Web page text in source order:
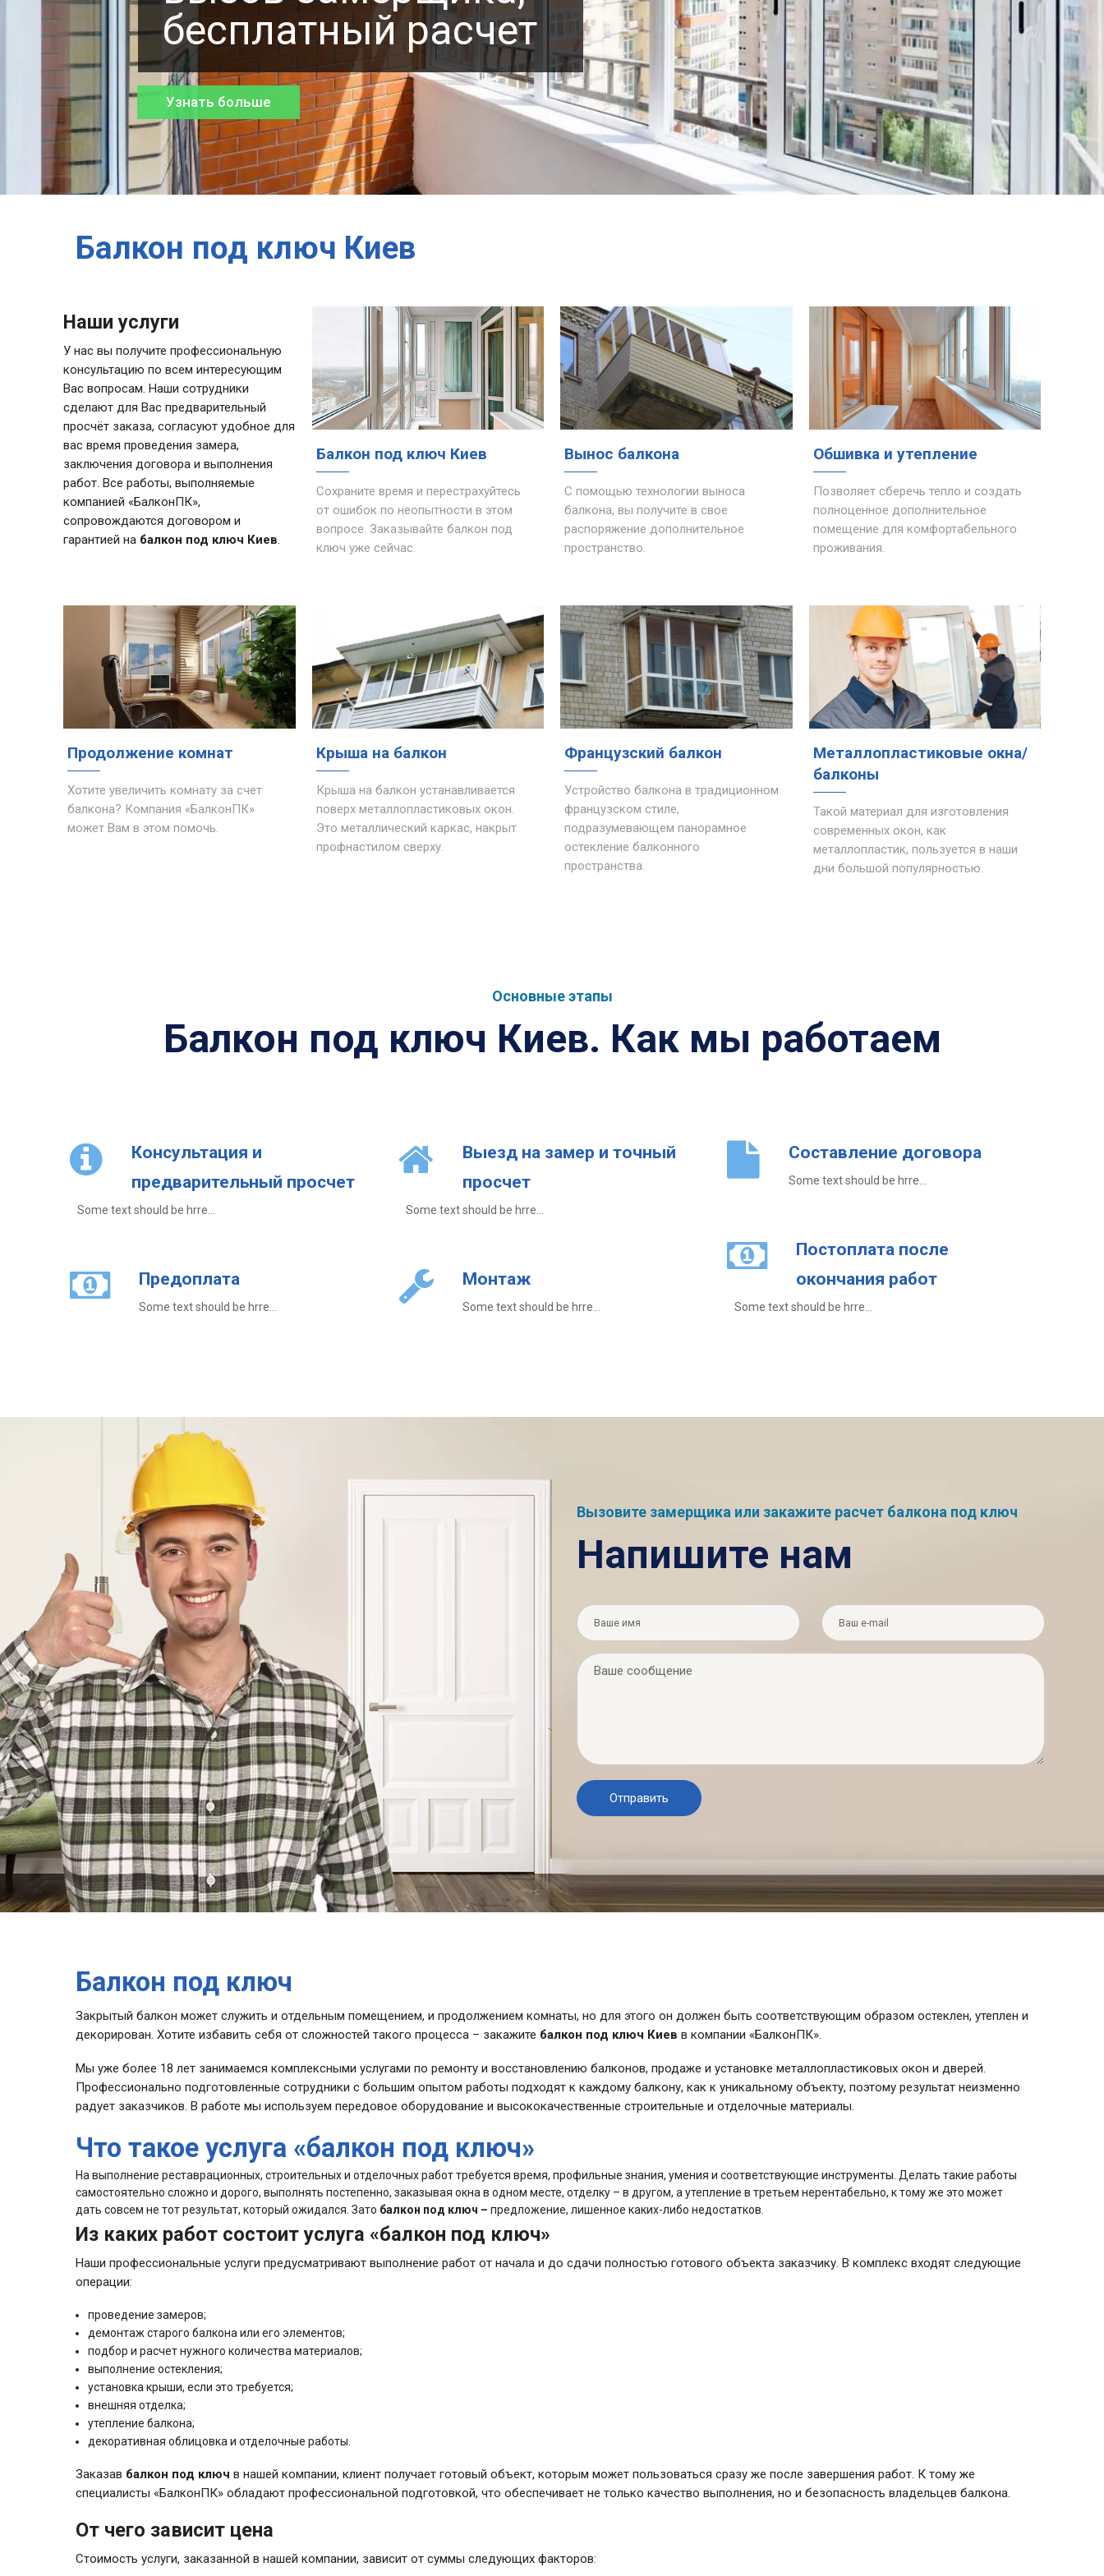
Энергосберегающий
Узнать больше
бесплатный расчет
Балкон под ключ Киев
Наши услуги
У нас вы получите профессиональную
консультацию по всем интересующим
Вас вопросам. Наши сотрудники
сделают для Вас предварительный
просчёт заказа, согласуют удобное для
вас время проведения замера,
заключения договора и выполнения
работ. Все работы, выполняемые
компанией «БалконПК»,
сопровождаются договором и
гарантией на балкон под ключ Киев
Балкон под ключ Киев
Сохраните время и перестрахуйтесь
от ошибок по неопытности в этом
вопросе. Заказывайте балкон под
ключ уже сейчас.
Вынос балкона
С помощью технологии выноса
балкона, вы получите в свое
распоряжение дополнительное
пространство.
Обшивка и утепление
Позволяет сберечь тепло и создать
полноценное дополнительное
помещение для комфортабельного
проживания.
Продолжение комнат
Хотите увеличить комнату за счет
балкона? Компания «БалконПК»
может Вам в этом помочь.
Крыша на балкон
Крыша на балкон устанавливается
поверх металлопластиковых окон.
Это металлический каркас, накрыт
профнастилом сверху.
Французский балкон
Устройство балкона в традиционном
французском стиле,
подразумевающем панорамное
остекление балконного
пространства.
Металлопластиковые окна/
балконы
Такой материал для изготовления
современных окон, как
металлопластик, пользуется в наши
дни большой популярностью.
Основные этапы
Балкон под ключ Киев. Как мы работаем
Консультация и
предварительный просчет
Some text should be hrre...
Предоплата
Some text should be hrre...
Выезд на замер и точный
просчет
Some text should be hrre...
Монтаж
Some text should be hrre...
Составление договора
Some text should be hrre...
Постоплата после
окончания работ
Some text should be hrre...
Вызовите замерщика или закажите расчет балкона под ключ
Напишите нам
Балкон под ключ
Закрытый балкон может служить и отдельным помещением, и продолжением комнаты, но для этого он должен быть соответствующим образом остеклен, утеплен и
декорирован. Хотите избавить себя от сложностей такого процесса – закажите балкон под ключ Киев в компании «БалконПК».
Мы уже более 18 лет занимаемся комплексными услугами по ремонту и восстановлению балконов, продаже и установке металлопластиковых окон и дверей.
Профессионально подготовленные сотрудники с большим опытом работы подходят к каждому балкону, как к уникальному объекту, поэтому результат неизменно
радует заказчиков. В работе мы используем передовое оборудование и высококачественные строительные и отделочные материалы.
Что такое услуга «балкон под ключ»
На выполнение реставрационных, строительных и отделочных работ требуется время, профильные знания, умения и соответствующие инструменты. Делать такие работы
самостоятельно сложно и дорого, выполнять постепенно, заказывая окна в одном месте, отделку – в другом, а утепление в третьем нерентабельно, к тому же это может
дать совсем не тот результат, который ожидался. Зато балкон под ключ – предложение, лишенное каких-либо недостатков.
Из каких работ состоит услуга «балкон под ключ»
Наши профессиональные услуги предусматривают выполнение работ от начала и до сдачи полностью готового объекта заказчику. В комплекс входят следующие
операции:
проведение замеров;
демонтаж старого балкона или его элементов;
подбор и расчет нужного количества материалов;
выполнение остекления;
установка крыши, если это требуется;
внешняя отделка;
утепление балкона;
декоративная облицовка и отделочные работы.
Заказав балкон под ключ в нашей компании, клиент получает готовый объект, которым может пользоваться сразу же после завершения работ. К тому же
специалисты «БалконПК» обладают профессиональной подготовкой, что обеспечивает не только качество выполнения, но и безопасность владельцев балкона.
От чего зависит цена
Стоимость услуги, заказанной в нашей компании, зависит от суммы следующих факторов: